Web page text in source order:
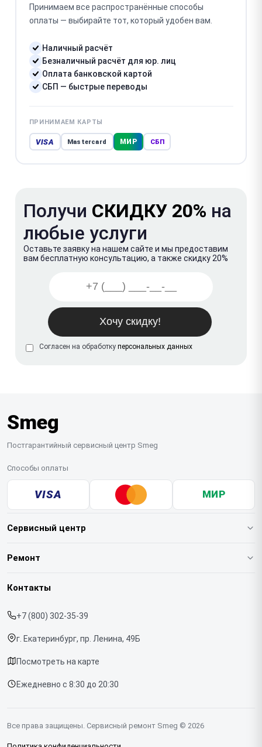
Принимаем все распространённые способы
оплаты — выбирайте тот, который удобен вам.
Наличный расчёт
Безналичный расчёт для юр. лиц
Оплата банковской картой
СБП — быстрые переводы
ПРИНИМАЕМ КАРТЫ
VISA Mastercard МИР СБП
Получи СКИДКУ 20% на
любые услуги
Оставьте заявку на нашем сайте и мы предоставим
вам бесплатную консультацию, а также скидку 20%
Согласен на обработку персональных данных
Smeg
Постгарантийный сервисный центр Smeg
Способы оплаты
VISA МИР
Сервисный центр
О нашем сервисе
Срочный ремонт
Доставка и способы оплаты
Диагностика
Контакты
Ремонт
Кофемашин
Винных шкафов
Контакты
+7 (800) 302-35-39
г. Екатеринбург, пр. Ленина, 49Б
Посмотреть на карте
Ежедневно с 8:30 до 20:30
Все права защищены. Сервисный ремонт Smeg © 2026